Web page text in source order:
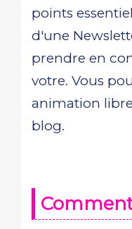
points
d'une
prendre en
votre. Vous
animation
blog.